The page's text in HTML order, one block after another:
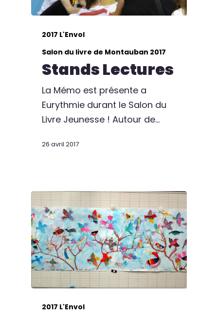
2017 L'Envol
Salon du livre de Montauban 2017
Stands Lectures
La Mémo est présente a
Eurythmie durant le Salon du
Livre Jeunesse ! Autour de…
26 avril 2017
2017 L'Envol